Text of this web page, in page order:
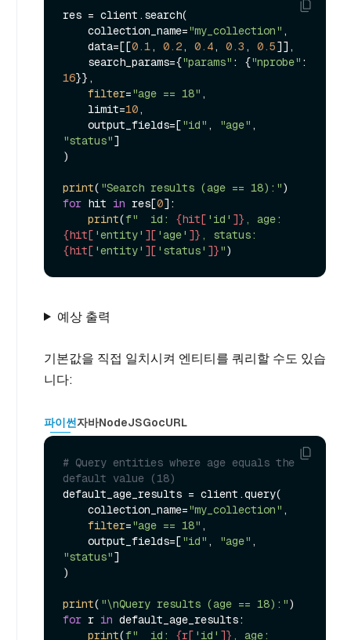
res = client.search(
    collection_name=
"my_collection" ,
    data=[[
0.1 , 0.2 , 0.4 , 0.3 , 0.5]],
    search_params={
"params" : {"nprobe"
16}},
filter="age == 18" ,
    limit=
10 ,
    output_fields=[
"id" , "age"
"status"]
)
print( "Search results (age == 18):"
for hit in res[0]:
print(f"  id: {hit[ 'id' ]}
{hit[ 'entity' ][ 'age' ]}
{hit[ 'entity' ][ 'status' ]}"
예상 출력
기본값을 직접 일치시켜 엔티티를 쿼리할 수도 있습
니다:
파이썬자바NodeJSGocURL
# Query entities where age equals the
default value (18)
default_age_results = client.query(
    collection_name=
"my_collection" ,
filter="age == 18" ,
    output_fields=[
"id" , "age"
"status"]
)
print( "\nQuery results (age == 18):"
for r in default_age_results:
print(f"  id: {r[ 'id' ]}